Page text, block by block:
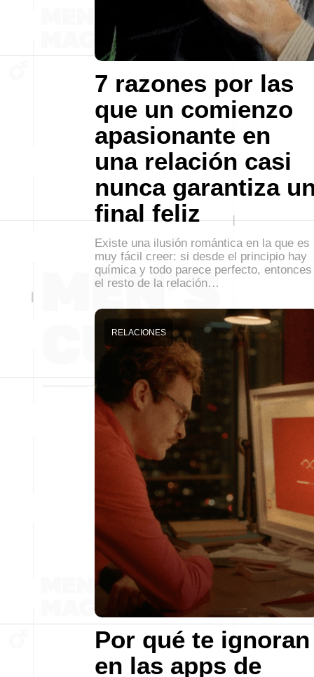
7 razones por las
que un comienzo
apasionante en
una relación casi
nunca garantiza
final feliz
Existe una ilusión romántica en la que es
muy fácil creer: si desde el principio hay
química y todo parece perfecto, entonces
el resto de la relación…
Por qué te ignoran
en las apps de
RELACIONES